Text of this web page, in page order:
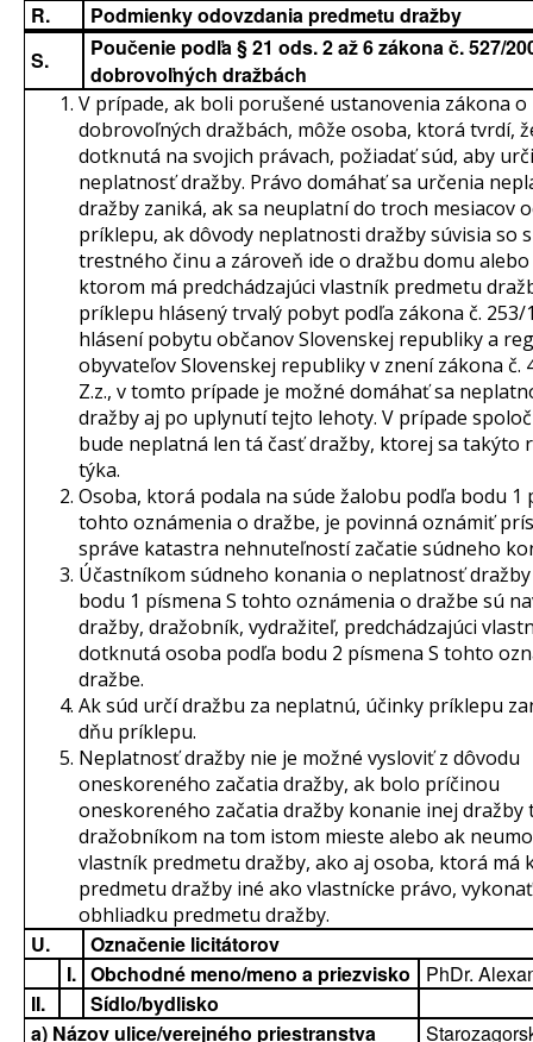
R.
Podmienky odovzdania predmetu dražby
S.
Poučenie podľa § 21 ods. 2 až 6 zákona č. 527/
dobrovoľných dražbách
V prípade, ak boli porušené ustanovenia zákona o
dobrovoľných dražbách, môže osoba, ktorá tvrdí,
dotknutá na svojich právach, požiadať súd, aby
neplatnosť dražby. Právo domáhať sa určenia
dražby zaniká, ak sa neuplatní do troch mesiacov
príklepu, ak dôvody neplatnosti dražby súvisia so
trestného činu a zároveň ide o dražbu domu
ktorom má predchádzajúci vlastník predmetu
príklepu hlásený trvalý pobyt podľa zákona č. 253/
hlásení pobytu občanov Slovenskej republiky a
obyvateľov Slovenskej republiky v znení zákona č.
Z.z., v tomto prípade je možné domáhať sa
dražby aj po uplynutí tejto lehoty. V prípade
bude neplatná len tá časť dražby, ktorej sa takýto
týka.
Osoba, ktorá podala na súde žalobu podľa bodu 1
tohto oznámenia o dražbe, je povinná oznámiť
správe katastra nehnuteľností začatie súdneho
Účastníkom súdneho konania o neplatnosť
bodu 1 písmena S tohto oznámenia o dražbe sú
dražby, dražobník, vydražiteľ, predchádzajúci
dotknutá osoba podľa bodu 2 písmena S tohto
dražbe.
Ak súd určí dražbu za neplatnú, účinky príklepu
dňu príklepu.
Neplatnosť dražby nie je možné vysloviť z dôvodu
oneskoreného začatia dražby, ak bolo príčinou
oneskoreného začatia dražby konanie inej dražby
dražobníkom na tom istom mieste alebo ak
vlastník predmetu dražby, ako aj osoba, ktorá má
predmetu dražby iné ako vlastnícke právo,
obhliadku predmetu dražby.
U.
Označenie licitátorov
I. Obchodné meno/meno a priezvisko
PhDr.
II.
Sídlo/bydlisko
a) Názov ulice/verejného priestranstva